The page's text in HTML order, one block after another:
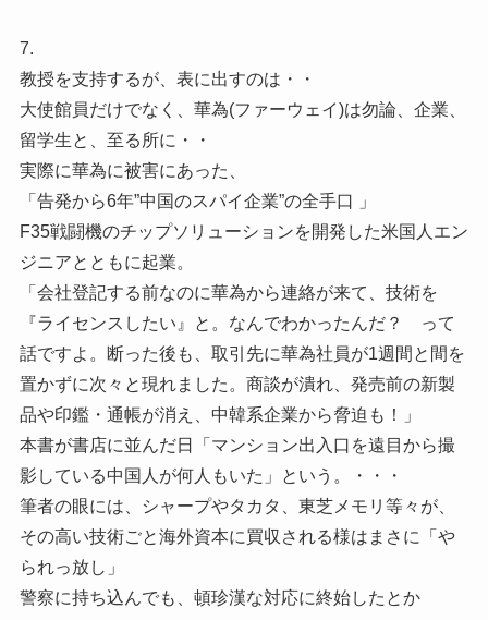
7.
教授を支持するが、表に出すのは・・
大使館員だけでなく、華為(ファーウェイ)は勿論、企業、
留学生と、至る所に・・
実際に華為に被害にあった、
「告発から6年”中国のスパイ企業”の全手口 」
F35戦闘機のチップソリューションを開発した米国人エン
ジニアとともに起業。
「会社登記する前なのに華為から連絡が来て、技術を
『ライセンスしたい』と。なんでわかったんだ？ って
話ですよ。断った後も、取引先に華為社員が1週間と間を
置かずに次々と現れました。商談が潰れ、発売前の新製
品や印鑑・通帳が消え、中韓系企業から脅迫も！」
本書が書店に並んだ日「マンション出入口を遠目から撮
影している中国人が何人もいた」という。・・・
筆者の眼には、シャープやタカタ、東芝メモリ等々が、
その高い技術ごと海外資本に買収される様はまさに「や
られっ放し」
警察に持ち込んでも、頓珍漢な対応に終始したとか